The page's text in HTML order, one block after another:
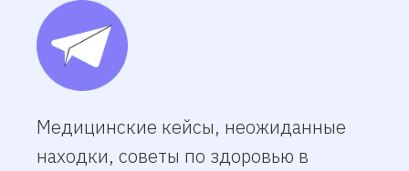
Медицинские кейсы, неожиданные
находки, советы по здоровью в